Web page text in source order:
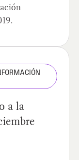
a la